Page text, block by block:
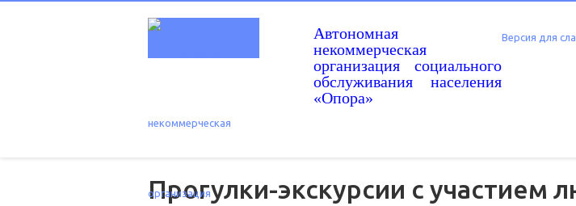
Автономная
некоммерческая
организация социального
обслуживания населения
«Опора»
Версия для
Прогулки-экскурсии с участием